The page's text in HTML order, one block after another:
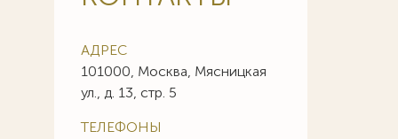
АДРЕС
101000, Москва, Мясницкая
ул., д. 13, стр. 5
ТЕЛЕФОНЫ